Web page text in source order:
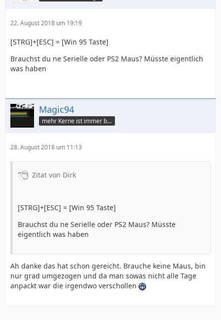
22. August 2018 um 19:19
[STRG]+[ESC] = [Win 95 Taste]
Brauchst du ne Serielle oder PS2 Maus? Müsste eigentlich
was haben
Magic94
mehr Kerne ist immer besser
28. August 2018 um 11:13
Zitat von Dirk
[STRG]+[ESC] = [Win 95 Taste]
Brauchst du ne Serielle oder PS2 Maus? Müsste
eigentlich was haben
Ah danke das hat schon gereicht. Brauche keine Maus, bin
nur grad umgezogen und da man sowas nicht alle Tage
anpackt war die irgendwo verschollen